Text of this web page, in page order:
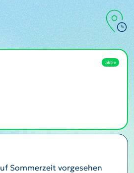
aktiv
Sommerzeit vorgesehen